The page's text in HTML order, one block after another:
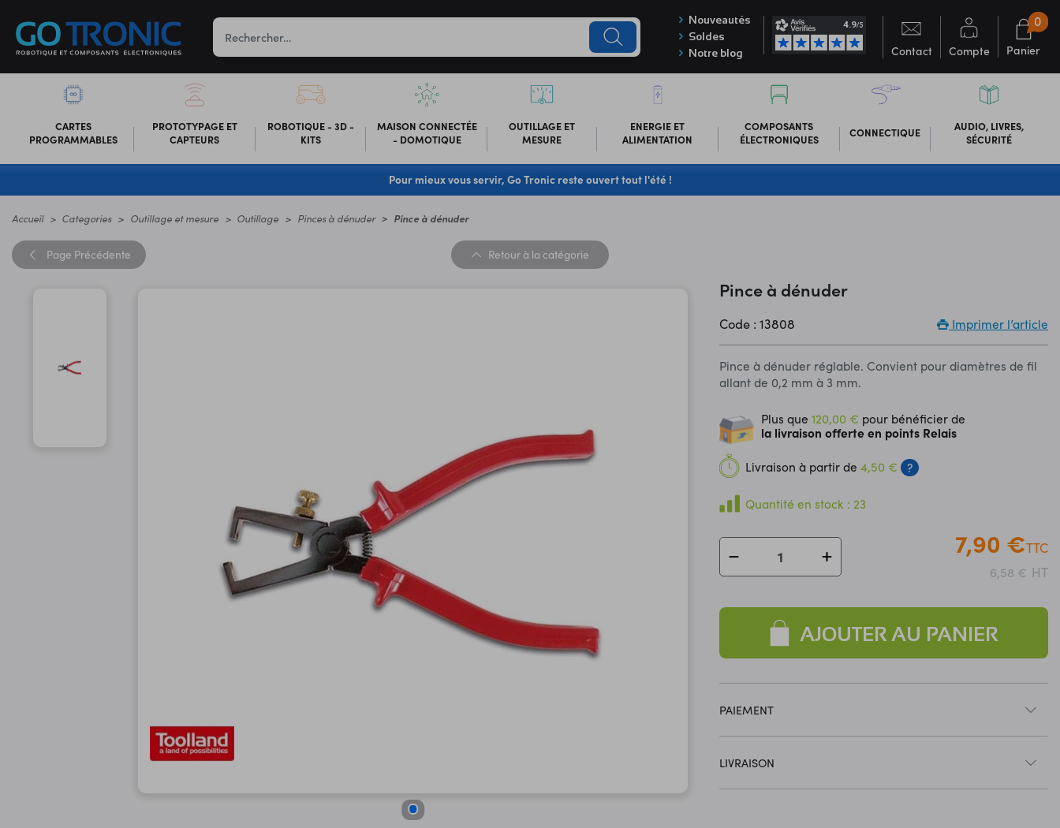
Nouveautés
Soldes
Notre blog
Contact Compte Panier
0
CARTES
PROGRAMMABLES
PROTOTYPAGE ET
CAPTEURS
ROBOTIQUE - 3D -
KITS
MAISON CONNECTÉE
- DOMOTIQUE
OUTILLAGE ET
MESURE
ENERGIE ET
ALIMENTATION
COMPOSANTS
ÉLECTRONIQUES
CONNECTIQUE
AUDIO, LIVRES,
SÉCURITÉ
Pour mieux vous servir, Go Tronic reste ouvert tout l'été !
Accueil Categories Outillage et mesure Outillage Pinces à dénuder Pince à dénuder
Page Précédente Retour à la catégorie
Pince à dénuder
Code : 13808 Imprimer l’article
Pince à dénuder réglable. Convient pour diamètres de fil
allant de 0,2 mm à 3 mm.
Plus que120,00 € pour bénéficier de
la livraison offerte en points Relais
Livraison à partir de4,50 € ?
Quantité en stock : 23
7,90 €TTC
6,58 € HT
AJOUTER AU PANIER
PAIEMENT
LIVRAISON